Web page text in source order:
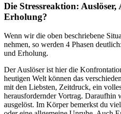
Die Stressreaktion:
Erho­lung?
Wenn wir die oben beschriebene
nehmen, so werden 4 Phasen
und Erho­lung.
Der Aus­lö­ser ist hier die
heutigen Welt können das
mit den Liebsten, Zeitdruck, ein
herausfordernder Vortrag. Dar­auf­hin
aus­ge­löst. Im Körper bemerkst du